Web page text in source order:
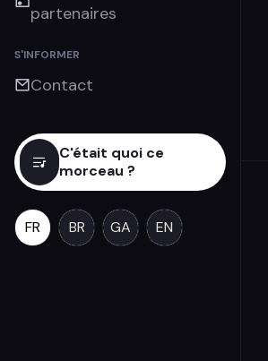
partenaires
S'INFORMER
Contact
C'était quoi ce
morceau ?
FR BR GA EN